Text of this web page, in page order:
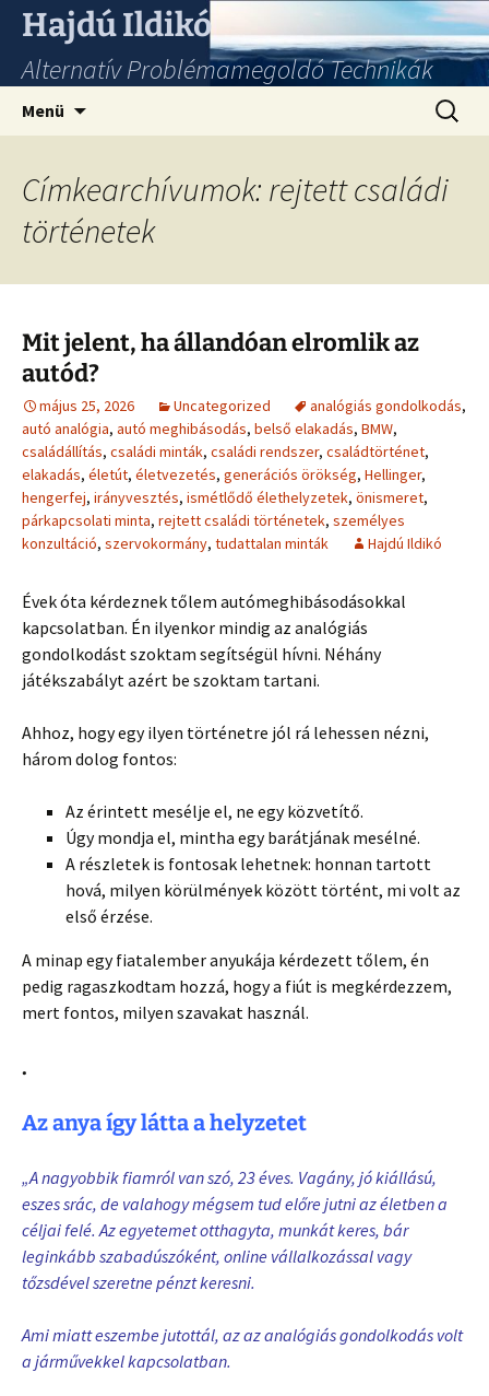
Hajdú Ildikó
Alternatív Problémamegoldó Technikák
Menü
Címkearchívumok: rejtett családi
történetek
Mit jelent, ha állandóan elromlik az
autód?
május 25, 2026 Uncategorized analógiás gondolkodás,
autó analógia, autó meghibásodás, belső elakadás, BMW,
családállítás, családi minták, családi rendszer, családtörténet,
elakadás, életút, életvezetés, generációs örökség, Hellinger,
hengerfej, irányvesztés, ismétlődő élethelyzetek, önismeret,
párkapcsolati minta, rejtett családi történetek, személyes
konzultáció, szervokormány, tudattalan minták Hajdú Ildikó
Évek óta kérdeznek tőlem autómeghibásodásokkal
kapcsolatban. Én ilyenkor mindig az analógiás
gondolkodást szoktam segítségül hívni. Néhány
játékszabályt azért be szoktam tartani.
Ahhoz, hogy egy ilyen történetre jól rá lehessen nézni,
három dolog fontos:
Az érintett mesélje el, ne egy közvetítő.
Úgy mondja el, mintha egy barátjának mesélné.
A részletek is fontosak lehetnek: honnan tartott
hová, milyen körülmények között történt, mi volt az
első érzése.
A minap egy fiatalember anyukája kérdezett tőlem, én
pedig ragaszkodtam hozzá, hogy a fiút is megkérdezzem,
mert fontos, milyen szavakat használ.
.
Az anya így látta a helyzetet
„A nagyobbik fiamról van szó, 23 éves. Vagány, jó kiállású,
eszes srác, de valahogy mégsem tud előre jutni az életben a
céljai felé. Az egyetemet otthagyta, munkát keres, bár
leginkább szabadúszóként, online vállalkozással vagy
tőzsdével szeretne pénzt keresni.
Ami miatt eszembe jutottál, az az analógiás gondolkodás volt
a járművekkel kapcsolatban.